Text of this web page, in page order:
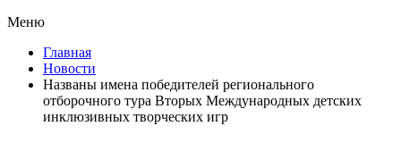
Меню
Главная
Новости
Названы имена победителей регионального
отборочного тура Вторых Международных детских
инклюзивных творческих игр